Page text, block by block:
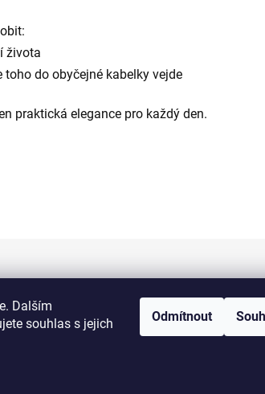
Dalším
souhlas s jejich
Odmítnout
života
do obyčejné kabelky vejde
praktická elegance pro každý den.
vás